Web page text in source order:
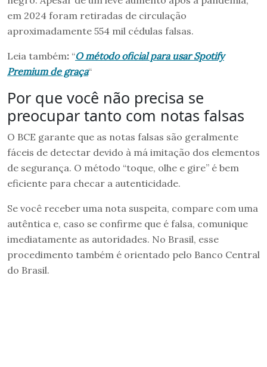
em 2024 foram retiradas de circulação
aproximadamente 554 mil cédulas falsas.
Leia também: “O método oficial para usar Spotify
Premium de graça“
Por que você não precisa se
preocupar tanto com notas falsas
O BCE garante que as notas falsas são geralmente
fáceis de detectar devido à má imitação dos elementos
de segurança. O método “toque, olhe e gire” é bem
eficiente para checar a autenticidade.
Se você receber uma nota suspeita, compare com uma
autêntica e, caso se confirme que é falsa, comunique
imediatamente as autoridades. No Brasil, esse
procedimento também é orientado pelo Banco Central
do Brasil.